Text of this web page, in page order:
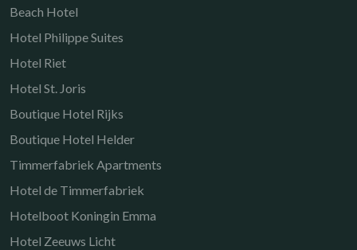
Beach Hotel
Hotel Philippe Suites
Hotel Riet
Hotel St. Joris
Boutique Hotel Rijks
Boutique Hotel Helder
Timmerfabriek Apartments
Hotel de Timmerfabriek
Hotelboot Koningin Emma
Hotel Zeeuws Licht